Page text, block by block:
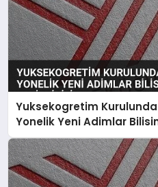
Yuksekogretim
Yonelik Yeni Adimlar